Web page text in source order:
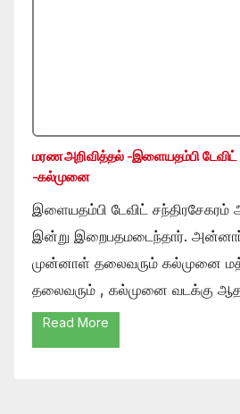
மரண அறிவித்தல் -இளையதம்பி டேவிட்
-கல்முனை
இளையதம்பி டேவிட்
இன்று இறைபதமடைந்தார்.
முன்னாள் தலைவரும் கல்முனை
தலைவரும் , கல்முனை வடக்கு
Read More